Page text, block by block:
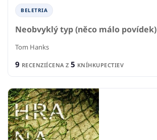
BELETRIA
Neobvyklý typ (něco málo povídek)
Tom Hanks
9 RECENZIÍCENA Z 5 KNÍHKUPECTIEV